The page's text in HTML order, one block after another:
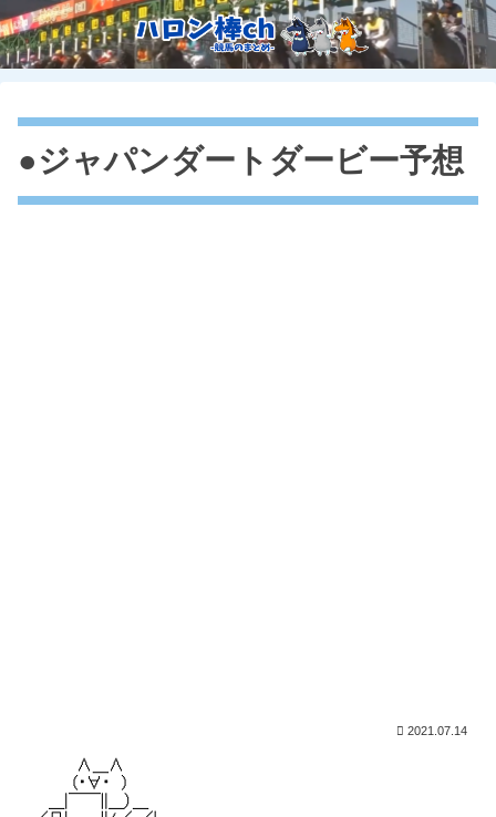
●ジャパンダートダービー予想
2021.07.14